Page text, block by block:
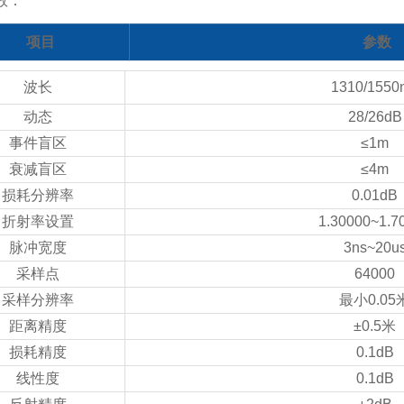
项目 参数
波长
1310/
动态
28/26dB
事件盲区
≤1m
衰减盲区
≤4m
损耗分辨率
0.01dB
折射率设置
脉冲宽度
采样点
64000
采样分辨率
最小0.05
距离精度
±0.5米
损耗精度
0.1dB
线性度
0.1dB